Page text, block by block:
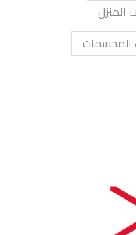
المنزل
المجسمات